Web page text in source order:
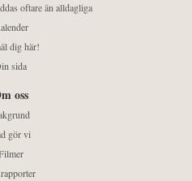
oftare än alldagliga
dig här!
sida
oss
gör vi